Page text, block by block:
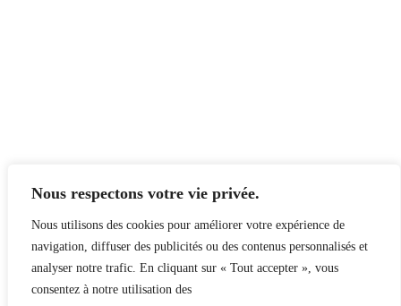
Nous respectons votre vie privée.
Nous utilisons des cookies pour améliorer votre expérience de
navigation, diffuser des publicités ou des contenus personnalisés et
analyser notre trafic. En cliquant sur « Tout accepter », vous
consentez à notre utilisation des